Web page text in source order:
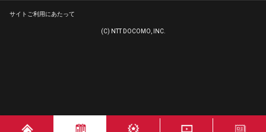
サイトご利用にあたって
(C) NTT DOCOMO, INC.